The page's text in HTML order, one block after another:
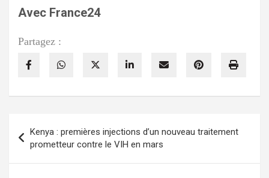
Avec France24
Partagez :
de
l’article
Kenya : premières injections d’un nouveau traitement
prometteur contre le VIH en mars